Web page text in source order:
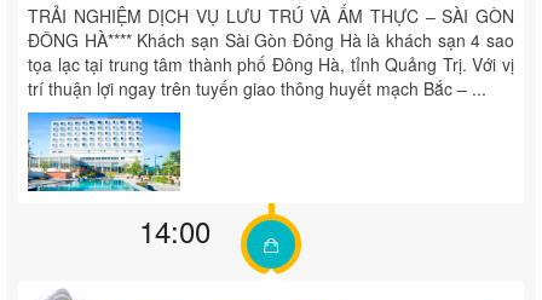
TRẢI NGHIỆM DỊCH VỤ LƯU TRÚ VÀ ẨM THỰC – SÀI GÒN
ĐÔNG HÀ**** Khách sạn Sài Gòn Đông Hà là khách sạn 4 sao
tọa lạc tại trung tâm thành phố Đông Hà, tỉnh Quảng Trị. Với vị
trí thuận lợi ngay trên tuyến giao thông huyết mạch Bắc – ...
14:00